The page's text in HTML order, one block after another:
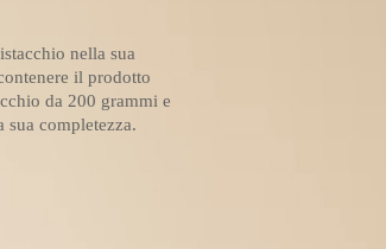
nella sua
il prodotto
da 200 grammi e
sua completezza.